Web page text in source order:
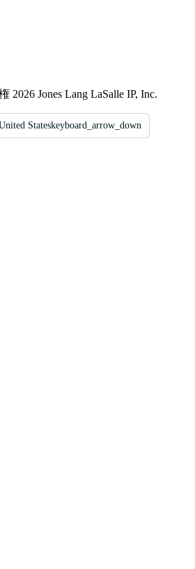
2026 Jones Lang LaSalle IP, Inc.
Stateskeyboard_arrow_down